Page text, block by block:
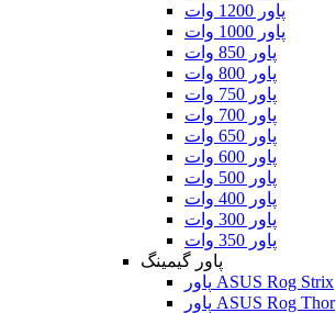
پاور 1200 وات
پاور 1000 وات
پاور 850 وات
پاور 800 وات
پاور 750 وات
پاور 700 وات
پاور 650 وات
پاور 600 وات
پاور 500 وات
پاور 400 وات
پاور 300 وات
پاور 350 وات
پاور گیمینگ
پاور ASUS Rog Strix
پاور ASUS Rog Thor